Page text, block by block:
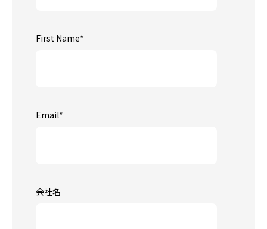
First Name*
Email*
会社名